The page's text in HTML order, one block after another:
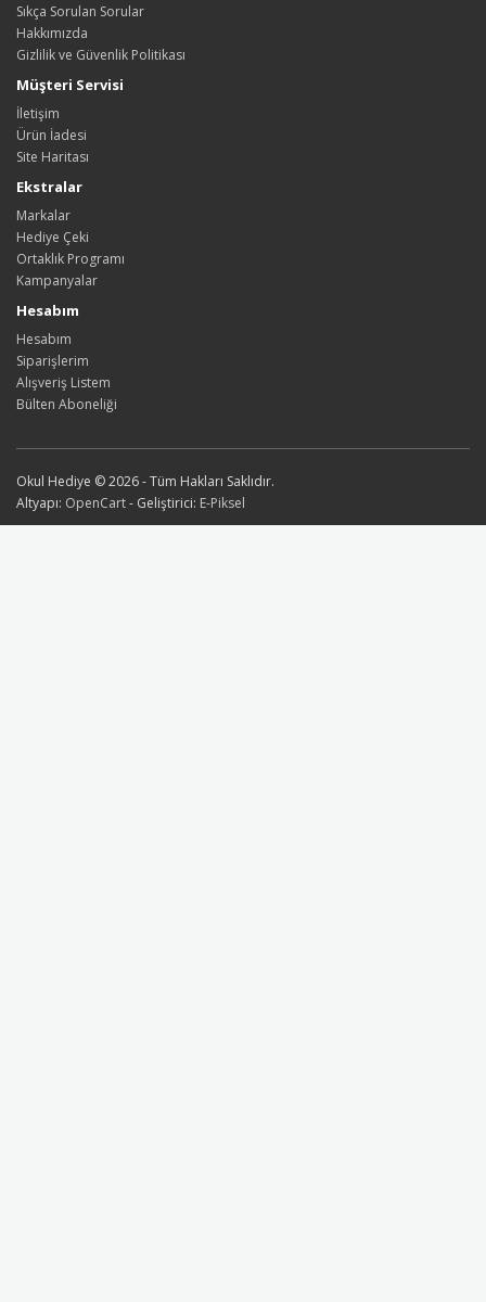
Sıkça Sorulan Sorular
Hakkımızda
Gizlilik ve Güvenlik Politikası
Müşteri Servisi
İletişim
Ürün İadesi
Site Haritası
Ekstralar
Markalar
Hediye Çeki
Ortaklık Programı
Kampanyalar
Hesabım
Hesabım
Siparişlerim
Alışveriş Listem
Bülten Aboneliği
Okul Hediye © 2026 - Tüm Hakları Saklıdır.
Altyapı: OpenCart- Geliştirici: E-Piksel